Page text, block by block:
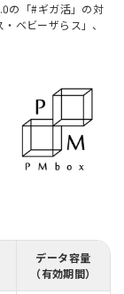
の「#ギガ活」の対
ベビーザらス」、
データ容量
（有効期間）